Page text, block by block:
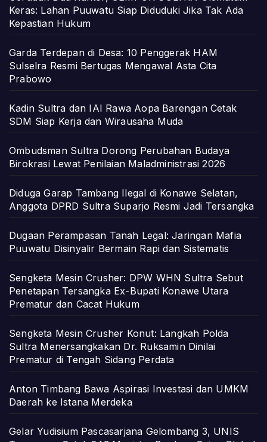
Keras: Lahan Puuwatu Siap Diduduki Jika Tak Ada
Kepastian Hukum
Garda Terdepan di Desa: 10 Penggerak HAM
Sulselra Resmi Bertugas Mengawal Asta Cita
Prabowo
Kadin Sultra dan IAI Rawa Aopa Barengan Cetak
SDM Siap Kerja dan Wirausaha Muda
Ombudsman Sultra Dorong Perubahan Budaya
Birokrasi Lewat Penilaian Maladministrasi 2026
Diduga Garap Tambang Ilegal di Konawe Selatan,
Anggota DPRD Sultra Suparjo Resmi Jadi Tersangka
Dugaan Perampasan Tanah Legal: Jaringan Mafia
Puuwatu Disinyalir Bermain Rapi dan Sistematis
Sengketa Mesin Crusher: DPW WHN Sultra Sebut
Penetapan Tersangka Ex-Bupati Konawe Utara
Prematur dan Cacat Hukum
Sengketa Mesin Crusher Konut: Langkah Polda
Sultra Menersangkakan Dr. Ruksamin Dinilai
Prematur di Tengah Sidang Perdata
Anton Timbang Bawa Aspirasi Investasi dan UMKM
Daerah ke Istana Merdeka
Gelar Yudisium Pascasarjana Gelombang 3, UNIS